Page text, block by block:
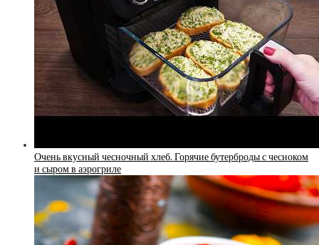
Очень вкусный чесночный хлеб. Горячие бутерброды с чесноком
и сыром в аэрогриле